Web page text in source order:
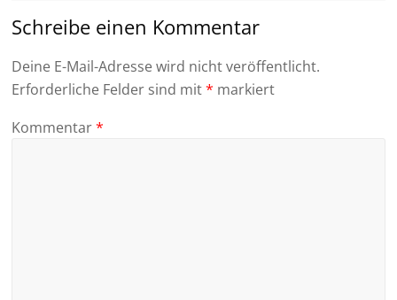
Schreibe einen Kommentar
Deine E-Mail-Adresse wird nicht veröffentlicht.
Erforderliche Felder sind mit* markiert
Kommentar*